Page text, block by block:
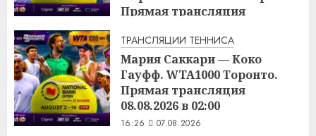
Прямая трансляция
16:45 07.08.2026
ТРАНСЛЯЦИИ ТЕННИСА
Мария Саккари — Коко
Гауфф. WTA1000 Торонто.
Прямая трансляция
08.08.2026 в 02:00
16:26 07.08.2026